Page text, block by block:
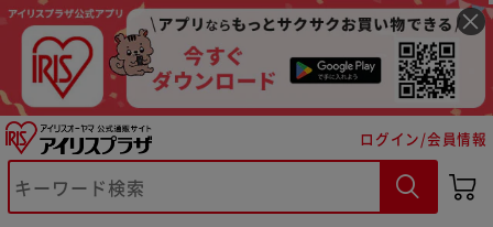
ログイン/会員情報